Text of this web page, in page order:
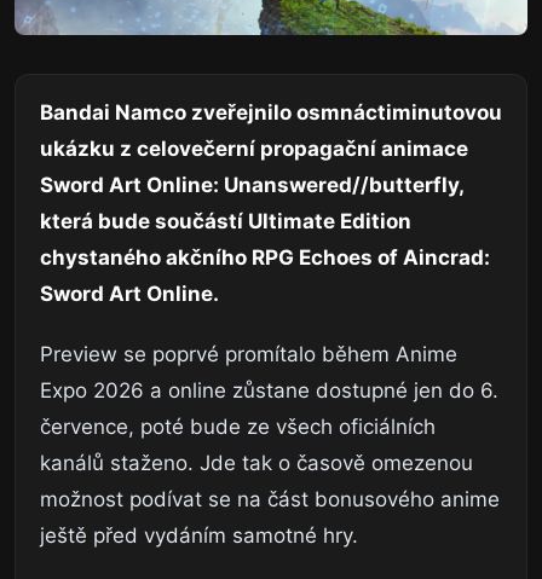
Bandai Namco zveřejnilo osmnáctiminutovou
ukázku z celovečerní propagační animace
Sword Art Online: Unanswered//butterfly,
která bude součástí Ultimate Edition
chystaného akčního RPG Echoes of Aincrad:
Sword Art Online.
Preview se poprvé promítalo během Anime
Expo 2026 a online zůstane dostupné jen do 6.
července, poté bude ze všech oficiálních
kanálů staženo. Jde tak o časově omezenou
možnost podívat se na část bonusového anime
ještě před vydáním samotné hry.